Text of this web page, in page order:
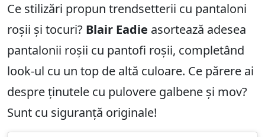
Ce stilizări propun trendsetterii cu pantaloni
roșii și tocuri? Blair Eadie asortează adesea
pantalonii roșii cu pantofi roșii, completând
look-ul cu un top de altă culoare. Ce părere ai
despre ținutele cu pulovere galbene și mov?
Sunt cu siguranță originale!